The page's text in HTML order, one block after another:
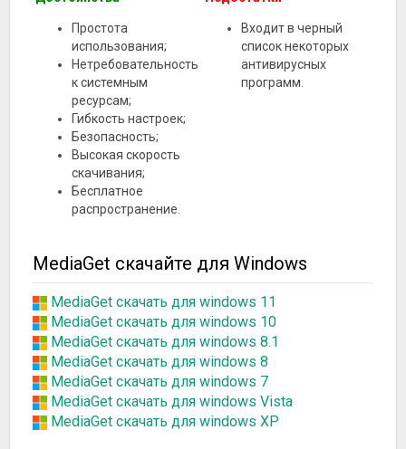
Простота
использования;
Нетребовательность
к системным
ресурсам;
Гибкость настроек;
Безопасность;
Высокая скорость
скачивания;
Бесплатное
распространение.
Входит в черный
список некоторых
антивирусных
программ.
MediaGet скачайте для Windows
MediaGet скачать для windows 11
MediaGet скачать для windows 10
MediaGet скачать для windows 8.1
MediaGet скачать для windows 8
MediaGet скачать для windows 7
MediaGet скачать для windows Vista
MediaGet скачать для windows XP